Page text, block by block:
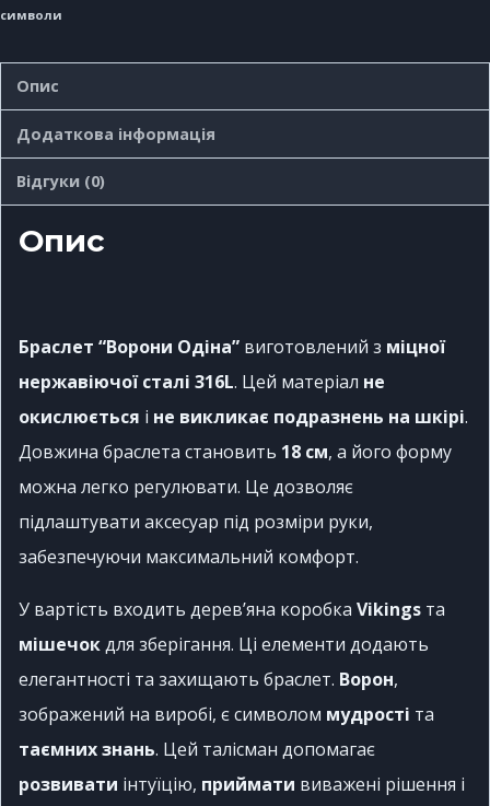
символи
Опис
Додаткова інформація
Відгуки (0)
Опис
Браслет “Ворони Одіна” виготовлений з міцної
нержавіючої сталі 316L. Цей матеріал не
окислюється і не викликає подразнень на шкірі.
Довжина браслета становить 18 см, а його форму
можна легко регулювати. Це дозволяє
підлаштувати аксесуар під розміри руки,
забезпечуючи максимальний комфорт.
У вартість входить дерев’яна коробка Vikings та
мішечокдля зберігання. Ці елементи додають
елегантності та захищають браслет. Ворон,
зображений на виробі, є символом мудрості та
таємнихзнань. Цей талісман допомагає
розвивати інтуїцію, приймати виважені рішення і